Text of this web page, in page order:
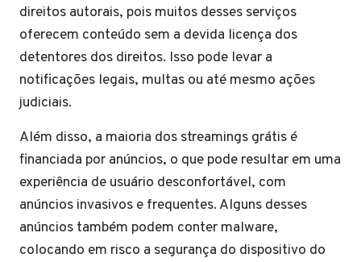
direitos autorais, pois muitos desses serviços
oferecem conteúdo sem a devida licença dos
detentores dos direitos. Isso pode levar a
notificações legais, multas ou até mesmo ações
judiciais.
Além disso, a maioria dos streamings grátis é
financiada por anúncios, o que pode resultar em uma
experiência de usuário desconfortável, com
anúncios invasivos e frequentes. Alguns desses
anúncios também podem conter malware,
colocando em risco a segurança do dispositivo do